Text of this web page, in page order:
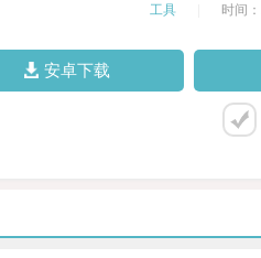
工具 时间
安卓下载